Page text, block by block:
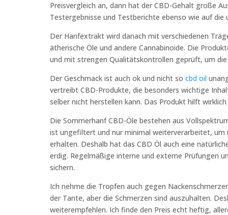
Preisvergleich an, dann hat der CBD-Gehalt große
Testergebnisse und Testberichte ebenso wie auf die
Der Hanfextrakt wird danach mit verschiedenen
ätherische Öle und andere Cannabinoide. Die
und mit strengen Qualitätskontrollen geprüft, um
Der Geschmack ist auch ok und nicht so cbd oil
vertreibt CBD-Produkte, die besonders wichtige
selber nicht herstellen kann. Das Produkt hilft
Die Sommerhanf CBD-Öle bestehen aus
ist ungefiltert und nur minimal weiterverarbeitet,
erhalten. Deshalb hat das CBD Öl auch eine
erdig. Regelmäßige interne und externe Prüfungen
sichern.
Ich nehme die Tropfen auch gegen
der Tante, aber die Schmerzen sind auszuhalten.
weiterempfehlen. Ich finde den Preis echt heftig,